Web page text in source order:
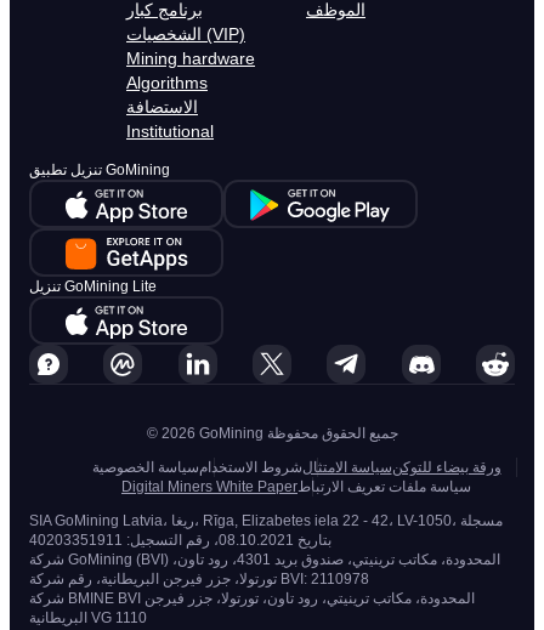
برنامج كبار
الشخصيات (VIP)
Mining hardware
Algorithms
الاستضافة
Institutional
الموظف
تنزيل تطبيق GoMining
تنزيل GoMining Lite
© 2026 GoMining جميع الحقوق محفوظة
سياسة الخصوصيةشروط الاستخدامسياسة الامتثالورقة بيضاء للتوكن
Digital Miners White Paperسياسة ملفات تعريف الارتباط
SIA GoMining Latvia، ريغا، Rīga, Elizabetes iela 22 - 42، LV-1050، مسجلة
بتاريخ 08.10.2021، رقم التسجيل: 40203351911
شركة GoMining (BVI) المحدودة، مكاتب ترينيتي، صندوق بريد 4301، رود تاون،
تورتولا، جزر فيرجن البريطانية، رقم شركة BVI: 2110978
شركة BMINE BVI المحدودة، مكاتب ترينيتي، رود تاون، تورتولا، جزر فيرجن
البريطانية VG 1110